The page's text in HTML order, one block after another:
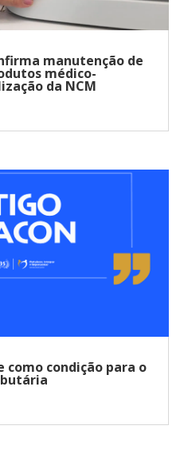
manutenção de
médico-
da NCM
condição para o